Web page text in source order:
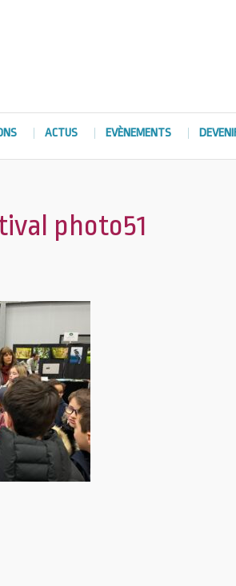
ACTUS EVÈNEMENTS
photo51